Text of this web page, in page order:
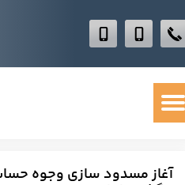
آغاز مسدود سازی وجوه